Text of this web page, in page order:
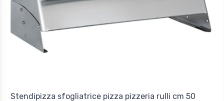
Stendipizza sfogliatrice pizza pizzeria rulli cm 50